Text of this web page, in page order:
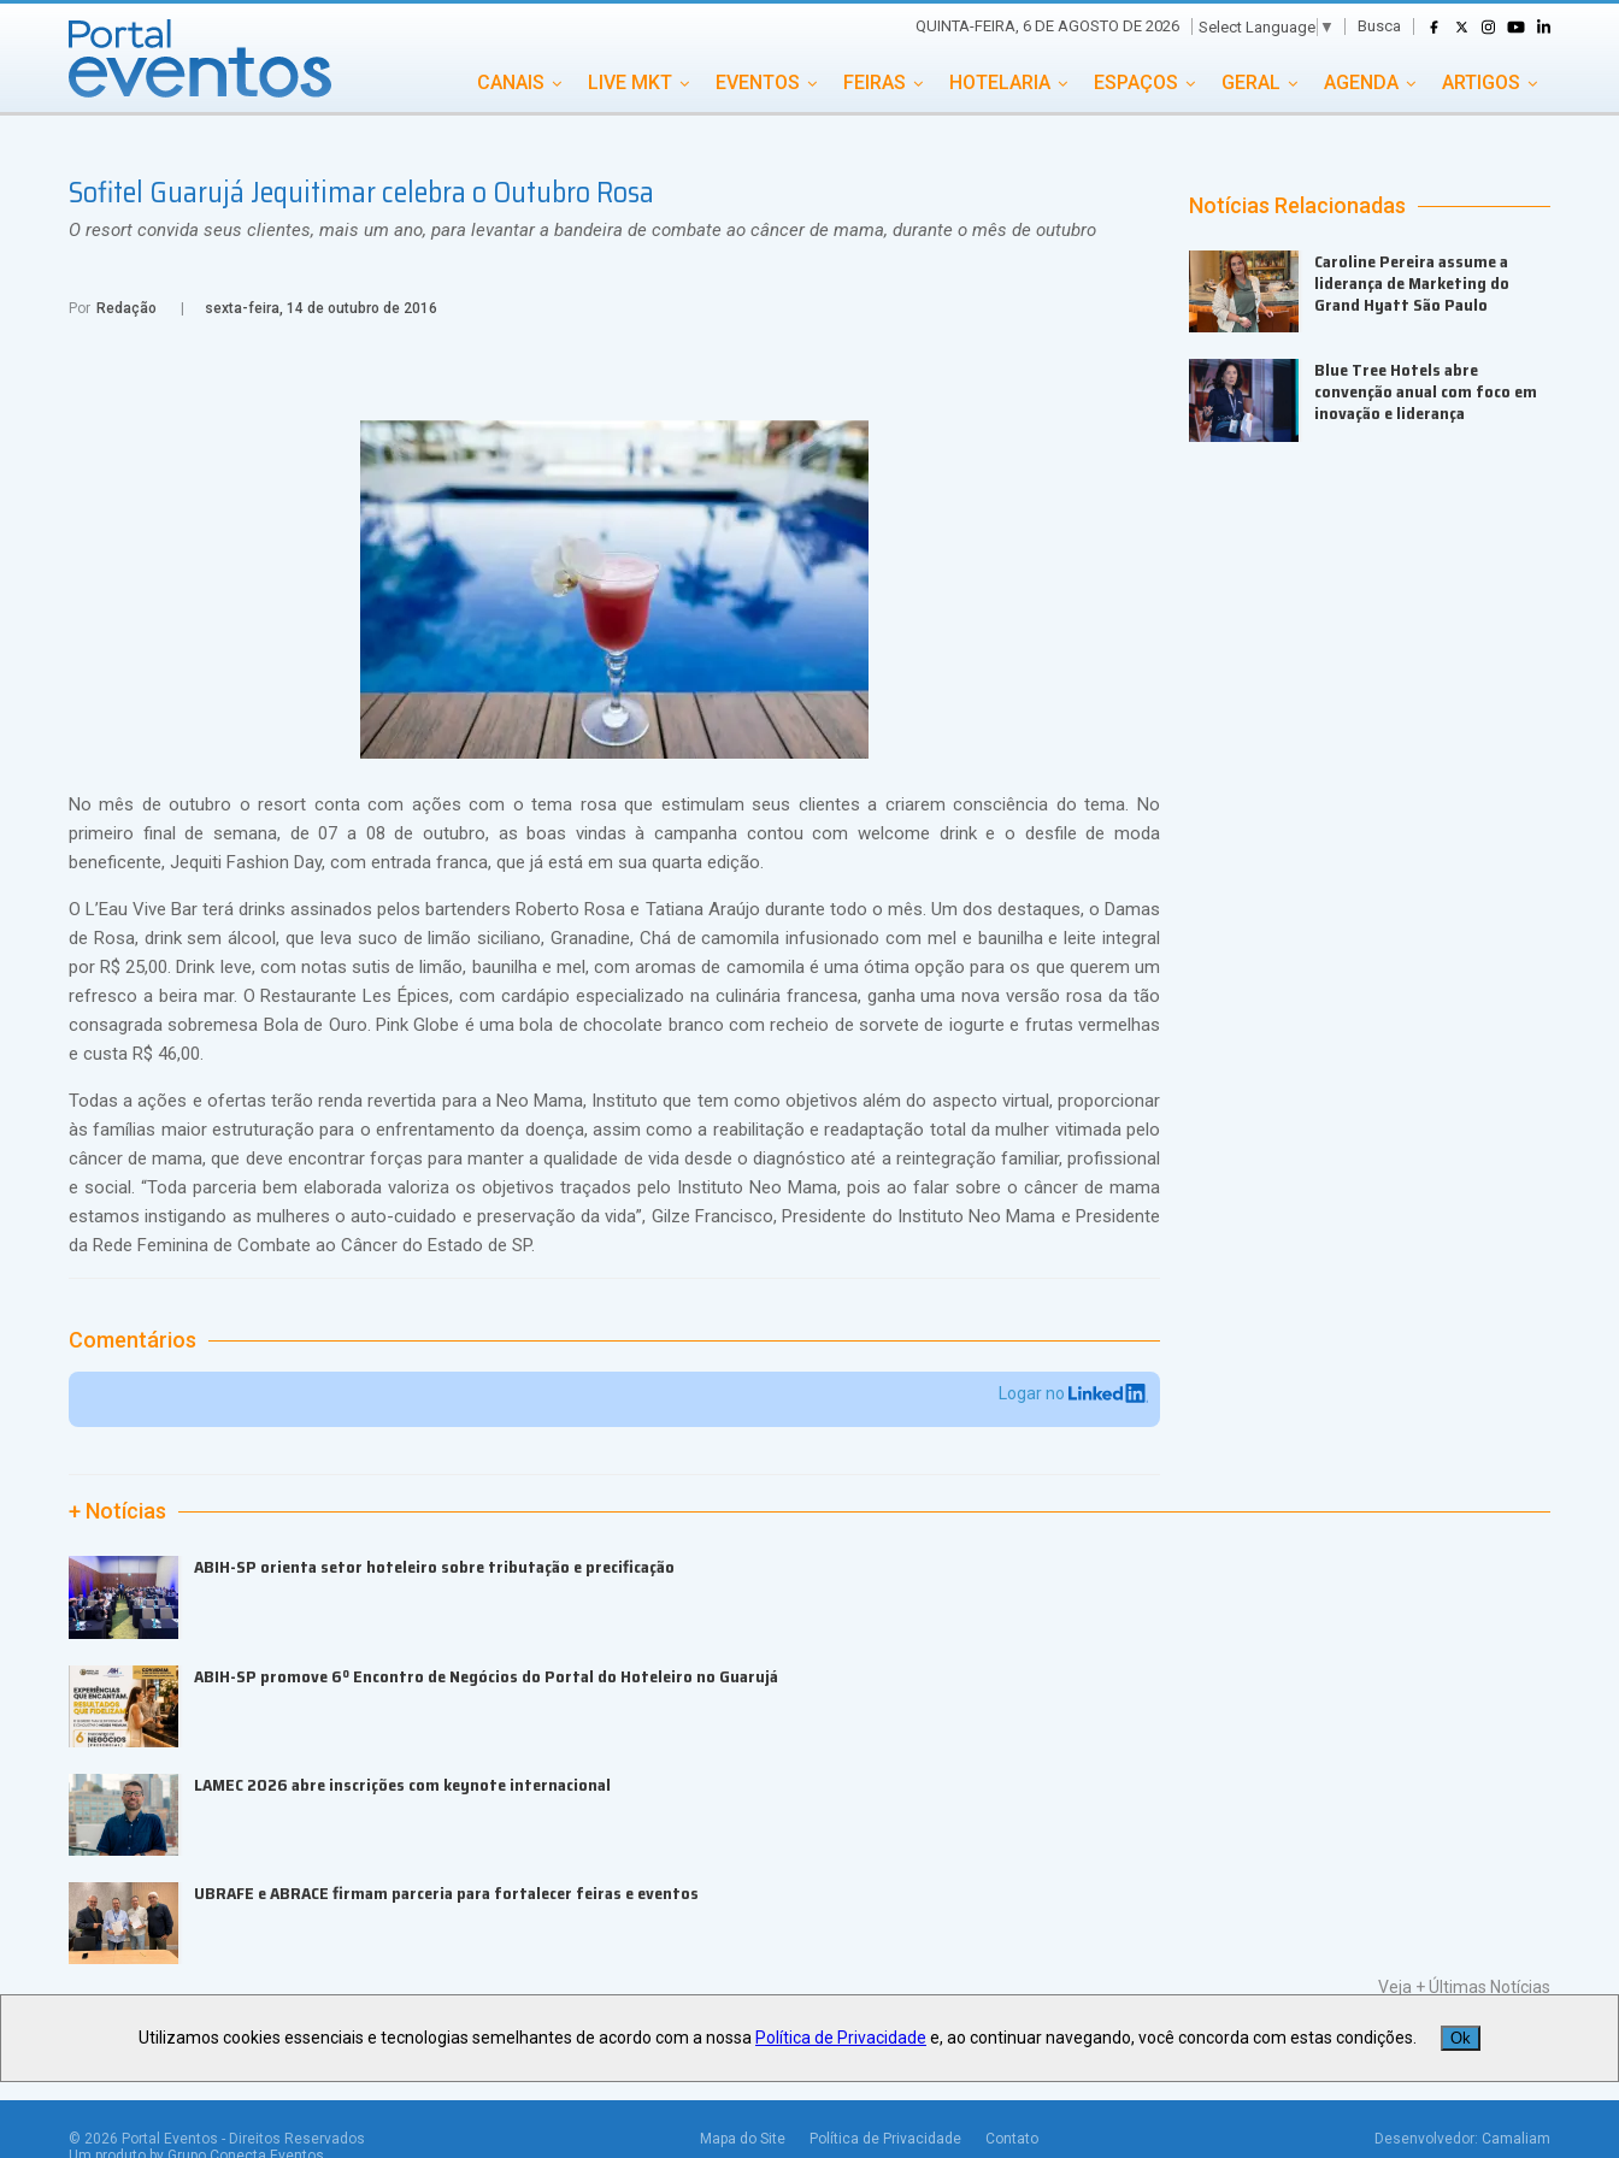
QUINTA-FEIRA, 6 DE AGOSTO DE 2026 Select Language ▼ Busca
CANAIS LIVE MKT EVENTOS FEIRAS HOTELARIA ESPAÇOS GERAL AGENDA ARTIGOS
INCENTIVOS INTERNACIONAL PORTAL EVENTOS TV TRANSPORTES
TURISMO VAI E VEM
Sofitel Guarujá Jequitimar celebra o Outubro Rosa
O resort convida seus clientes, mais um ano, para levantar a bandeira de combate ao câncer de mama, durante o mês de outubro
Por Redação sexta-feira, 14 de outubro de 2016
No mês de outubro o resort conta com ações com o tema rosa que estimulam seus clientes a criarem consciência do tema. No
primeiro final de semana, de 07 a 08 de outubro, as boas vindas à campanha contou com welcome drink e o desfile de moda
beneficente, Jequiti Fashion Day, com entrada franca, que já está em sua quarta edição.
O L’Eau Vive Bar terá drinks assinados pelos bartenders Roberto Rosa e Tatiana Araújo durante todo o mês. Um dos destaques, o Damas
de Rosa, drink sem álcool, que leva suco de limão siciliano, Granadine, Chá de camomila infusionado com mel e baunilha e leite integral
por R$ 25,00. Drink leve, com notas sutis de limão, baunilha e mel, com aromas de camomila é uma ótima opção para os que querem um
refresco a beira mar. O Restaurante Les Épices, com cardápio especializado na culinária francesa, ganha uma nova versão rosa da tão
consagrada sobremesa Bola de Ouro. Pink Globe é uma bola de chocolate branco com recheio de sorvete de iogurte e frutas vermelhas
e custa R$ 46,00.
Todas a ações e ofertas terão renda revertida para a Neo Mama, Instituto que tem como objetivos além do aspecto virtual, proporcionar
às famílias maior estruturação para o enfrentamento da doença, assim como a reabilitação e readaptação total da mulher vitimada pelo
câncer de mama, que deve encontrar forças para manter a qualidade de vida desde o diagnóstico até a reintegração familiar, profissional
e social. “Toda parceria bem elaborada valoriza os objetivos traçados pelo Instituto Neo Mama, pois ao falar sobre o câncer de mama
estamos instigando as mulheres o auto-cuidado e preservação da vida”, Gilze Francisco, Presidente do Instituto Neo Mama e Presidente
da Rede Feminina de Combate ao Câncer do Estado de SP.
Comentários
Logar no
Notícias Relacionadas
Caroline Pereira assume a
liderança de Marketing do
Grand Hyatt São Paulo
Blue Tree Hotels abre
convenção anual com foco em
inovação e liderança
+ Notícias
ABIH-SP orienta setor hoteleiro sobre tributação e precificação
ABIH-SP promove 6º Encontro de Negócios do Portal do Hoteleiro no Guarujá
LAMEC 2026 abre inscrições com keynote internacional
UBRAFE e ABRACE firmam parceria para fortalecer feiras e eventos
Veja +Últimas Notícias
© 2026 Portal Eventos - Direitos Reservados
Mapa do Site Política de Privacidade Contato Desenvolvedor: Camaliam
Utilizamos cookies essenciais e tecnologias semelhantes de acordo com a nossa Política de Privacidade e, ao continuar navegando, você concorda com estas condições. Ok